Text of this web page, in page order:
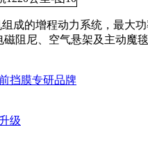
成的增程动力系统，最大
阻尼、空气悬架及主动魔
挡膜专研品牌
级